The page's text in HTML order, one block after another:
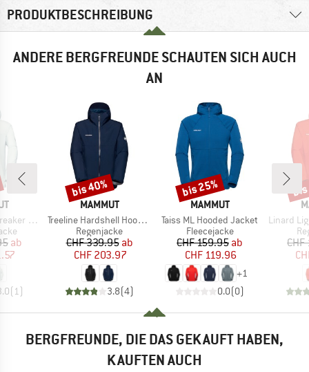
PRODUKTBESCHREIBUNG
ANDERE BERGFREUNDE SCHAUTEN SICH AUCH
AN
Jacket
Preis
ab
( 1)
MARKE
MAMMUT
Artikel
Treeline Hardshell Hooded Jacket
Produktgruppe
Regenjacke
Preis
CHF 339.95reduzierter Preis
ab
CHF 203.97
3.8(4)
Rabatt
bis 40%
MARKE
MAMMUT
Artikel
Taiss ML Hooded Jacket
Produktgruppe
Fleecejacke
Preis
CHF 159.95reduzierter Preis
ab
CHF 119.96
+1
0.0(0)
Rabatt
bis 25%
Artikel
Linard Light
BERGFREUNDE, DIE DAS GEKAUFT HABEN,
KAUFTEN AUCH